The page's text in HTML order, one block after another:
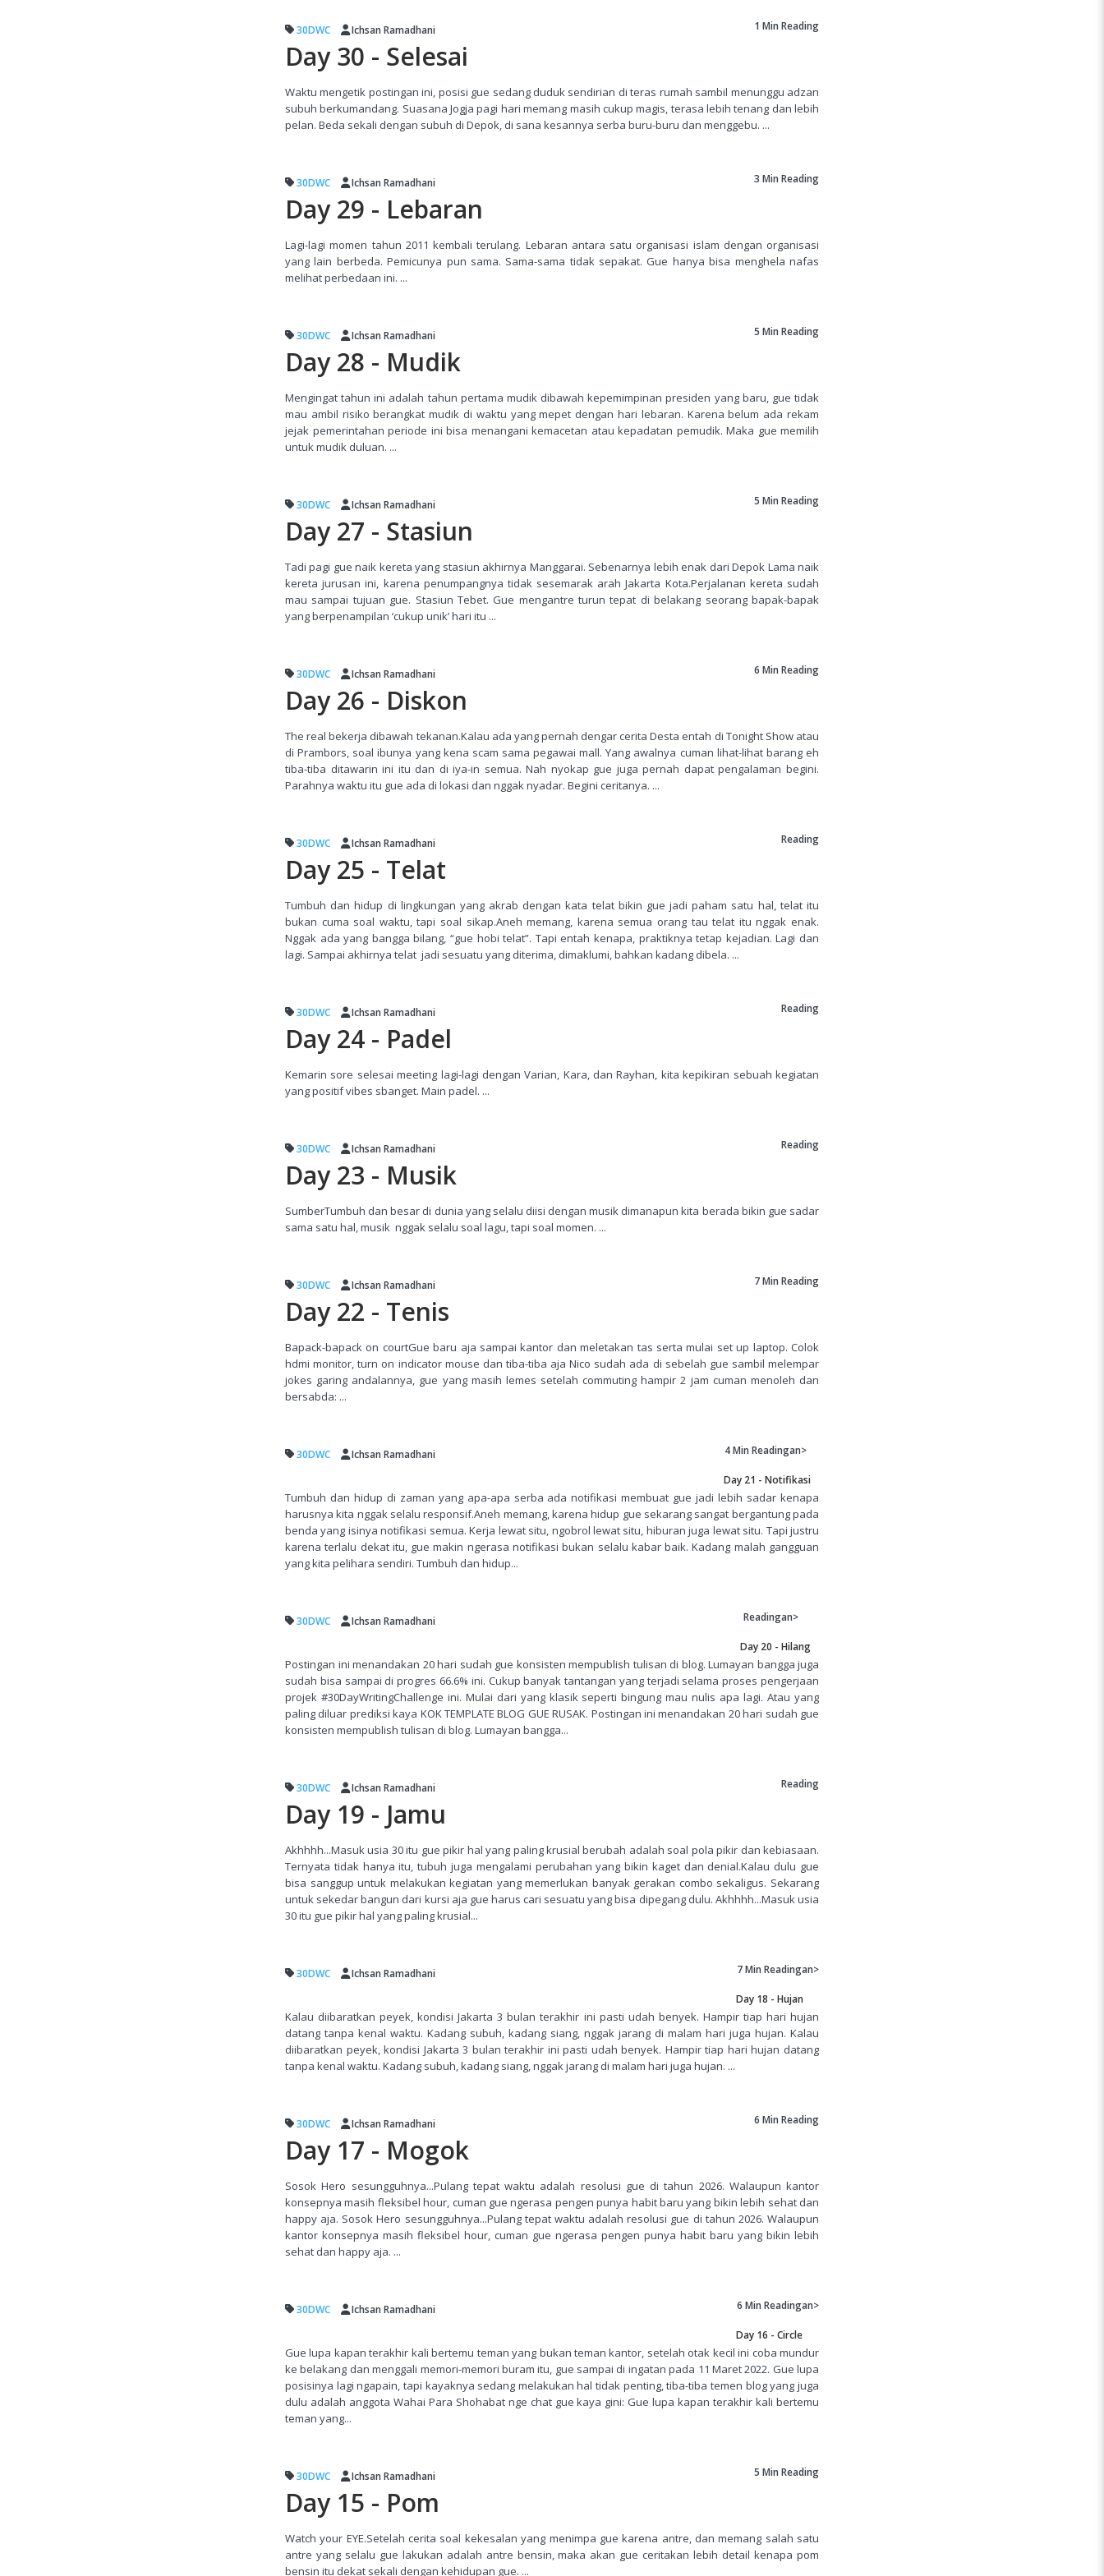
30DWC Ichsan Ramadhani 1 Min Reading
Day 30 - Selesai
Waktu mengetik postingan ini, posisi gue sedang duduk sendirian di teras rumah sambil menunggu adzan
subuh berkumandang. Suasana Jogja pagi hari memang masih cukup magis, terasa lebih tenang dan lebih
pelan. Beda sekali dengan subuh di Depok, di sana kesannya serba buru-buru dan menggebu. ...
30DWC Ichsan Ramadhani 3 Min Reading
Day 29 - Lebaran
Lagi-lagi momen tahun 2011 kembali terulang. Lebaran antara satu organisasi islam dengan organisasi
yang lain berbeda. Pemicunya pun sama. Sama-sama tidak sepakat. Gue hanya bisa menghela nafas
melihat perbedaan ini. ...
30DWC Ichsan Ramadhani 5 Min Reading
Day 28 - Mudik
Mengingat tahun ini adalah tahun pertama mudik dibawah kepemimpinan presiden yang baru, gue tidak
mau ambil risiko berangkat mudik di waktu yang mepet dengan hari lebaran. Karena belum ada rekam
jejak pemerintahan periode ini bisa menangani kemacetan atau kepadatan pemudik. Maka gue memilih
untuk mudik duluan. ...
30DWC Ichsan Ramadhani 5 Min Reading
Day 27 - Stasiun
Tadi pagi gue naik kereta yang stasiun akhirnya Manggarai. Sebenarnya lebih enak dari Depok Lama naik
kereta jurusan ini, karena penumpangnya tidak sesemarak arah Jakarta Kota.Perjalanan kereta sudah
mau sampai tujuan gue. Stasiun Tebet. Gue mengantre turun tepat di belakang seorang bapak-bapak
yang berpenampilan ‘cukup unik’ hari itu ...
30DWC Ichsan Ramadhani 6 Min Reading
Day 26 - Diskon
The real bekerja dibawah tekanan.Kalau ada yang pernah dengar cerita Desta entah di Tonight Show atau
di Prambors, soal ibunya yang kena scam sama pegawai mall. Yang awalnya cuman lihat-lihat barang eh
tiba-tiba ditawarin ini itu dan di iya-in semua. Nah nyokap gue juga pernah dapat pengalaman begini.
Parahnya waktu itu gue ada di lokasi dan nggak nyadar. Begini ceritanya. ...
30DWC Ichsan Ramadhani Reading
Day 25 - Telat
Tumbuh dan hidup di lingkungan yang akrab dengan kata telat bikin gue jadi paham satu hal, telat itu
bukan cuma soal waktu, tapi soal sikap.Aneh memang, karena semua orang tau telat itu nggak enak.
Nggak ada yang bangga bilang, “gue hobi telat”. Tapi entah kenapa, praktiknya tetap kejadian. Lagi dan
lagi. Sampai akhirnya telat jadi sesuatu yang diterima, dimaklumi, bahkan kadang dibela. ...
30DWC Ichsan Ramadhani Reading
Day 24 - Padel
Kemarin sore selesai meeting lagi-lagi dengan Varian, Kara, dan Rayhan, kita kepikiran sebuah kegiatan
yang positif vibes sbanget. Main padel. ...
30DWC Ichsan Ramadhani Reading
Day 23 - Musik
SumberTumbuh dan besar di dunia yang selalu diisi dengan musik dimanapun kita berada bikin gue sadar
sama satu hal, musik nggak selalu soal lagu, tapi soal momen. ...
30DWC Ichsan Ramadhani 7 Min Reading
Day 22 - Tenis
Bapack-bapack on courtGue baru aja sampai kantor dan meletakan tas serta mulai set up laptop. Colok
hdmi monitor, turn on indicator mouse dan tiba-tiba aja Nico sudah ada di sebelah gue sambil melempar
jokes garing andalannya, gue yang masih lemes setelah commuting hampir 2 jam cuman menoleh dan
bersabda: ...
30DWC Ichsan Ramadhani 4 Min Readingan>
Day 21 - Notifikasi
Tumbuh dan hidup di zaman yang apa-apa serba ada notifikasi membuat gue jadi lebih sadar kenapa
harusnya kita nggak selalu responsif.Aneh memang, karena hidup gue sekarang sangat bergantung pada
benda yang isinya notifikasi semua. Kerja lewat situ, ngobrol lewat situ, hiburan juga lewat situ. Tapi justru
karena terlalu dekat itu, gue makin ngerasa notifikasi bukan selalu kabar baik. Kadang malah gangguan
yang kita pelihara sendiri. Tumbuh dan hidup...
30DWC Ichsan Ramadhani Readingan>
Day 20 - Hilang
Postingan ini menandakan 20 hari sudah gue konsisten mempublish tulisan di blog. Lumayan bangga juga
sudah bisa sampai di progres 66.6% ini. Cukup banyak tantangan yang terjadi selama proses pengerjaan
projek #30DayWritingChallenge ini. Mulai dari yang klasik seperti bingung mau nulis apa lagi. Atau yang
paling diluar prediksi kaya KOK TEMPLATE BLOG GUE RUSAK. Postingan ini menandakan 20 hari sudah gue
konsisten mempublish tulisan di blog. Lumayan bangga...
30DWC Ichsan Ramadhani Reading
Day 19 - Jamu
Akhhhh...Masuk usia 30 itu gue pikir hal yang paling krusial berubah adalah soal pola pikir dan kebiasaan.
Ternyata tidak hanya itu, tubuh juga mengalami perubahan yang bikin kaget dan denial.Kalau dulu gue
bisa sanggup untuk melakukan kegiatan yang memerlukan banyak gerakan combo sekaligus. Sekarang
untuk sekedar bangun dari kursi aja gue harus cari sesuatu yang bisa dipegang dulu. Akhhhh...Masuk usia
30 itu gue pikir hal yang paling krusial...
30DWC Ichsan Ramadhani 7 Min Readingan>
Day 18 - Hujan
Kalau diibaratkan peyek, kondisi Jakarta 3 bulan terakhir ini pasti udah benyek. Hampir tiap hari hujan
datang tanpa kenal waktu. Kadang subuh, kadang siang, nggak jarang di malam hari juga hujan. Kalau
diibaratkan peyek, kondisi Jakarta 3 bulan terakhir ini pasti udah benyek. Hampir tiap hari hujan datang
tanpa kenal waktu. Kadang subuh, kadang siang, nggak jarang di malam hari juga hujan. ...
30DWC Ichsan Ramadhani 6 Min Reading
Day 17 - Mogok
Sosok Hero sesungguhnya...Pulang tepat waktu adalah resolusi gue di tahun 2026. Walaupun kantor
konsepnya masih fleksibel hour, cuman gue ngerasa pengen punya habit baru yang bikin lebih sehat dan
happy aja. Sosok Hero sesungguhnya...Pulang tepat waktu adalah resolusi gue di tahun 2026. Walaupun
kantor konsepnya masih fleksibel hour, cuman gue ngerasa pengen punya habit baru yang bikin lebih
sehat dan happy aja. ...
30DWC Ichsan Ramadhani 6 Min Readingan>
Day 16 - Circle
Gue lupa kapan terakhir kali bertemu teman yang bukan teman kantor, setelah otak kecil ini coba mundur
ke belakang dan menggali memori-memori buram itu, gue sampai di ingatan pada 11 Maret 2022. Gue lupa
posisinya lagi ngapain, tapi kayaknya sedang melakukan hal tidak penting, tiba-tiba temen blog yang juga
dulu adalah anggota Wahai Para Shohabat nge chat gue kaya gini: Gue lupa kapan terakhir kali bertemu
teman yang...
30DWC Ichsan Ramadhani 5 Min Reading
Day 15 - Pom
Watch your EYE.Setelah cerita soal kekesalan yang menimpa gue karena antre, dan memang salah satu
antre yang selalu gue lakukan adalah antre bensin, maka akan gue ceritakan lebih detail kenapa pom
bensin itu dekat sekali dengan kehidupan gue. ...